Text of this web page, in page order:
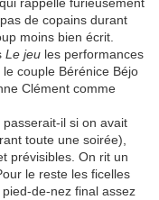
de copains durant
moins bien écrit.
Le jeu les performances
couple Bérénice Béjo
Clément comme
il si on avait
toute une soirée),
prévisibles. On rit un
le reste les ficelles
de-nez final assez